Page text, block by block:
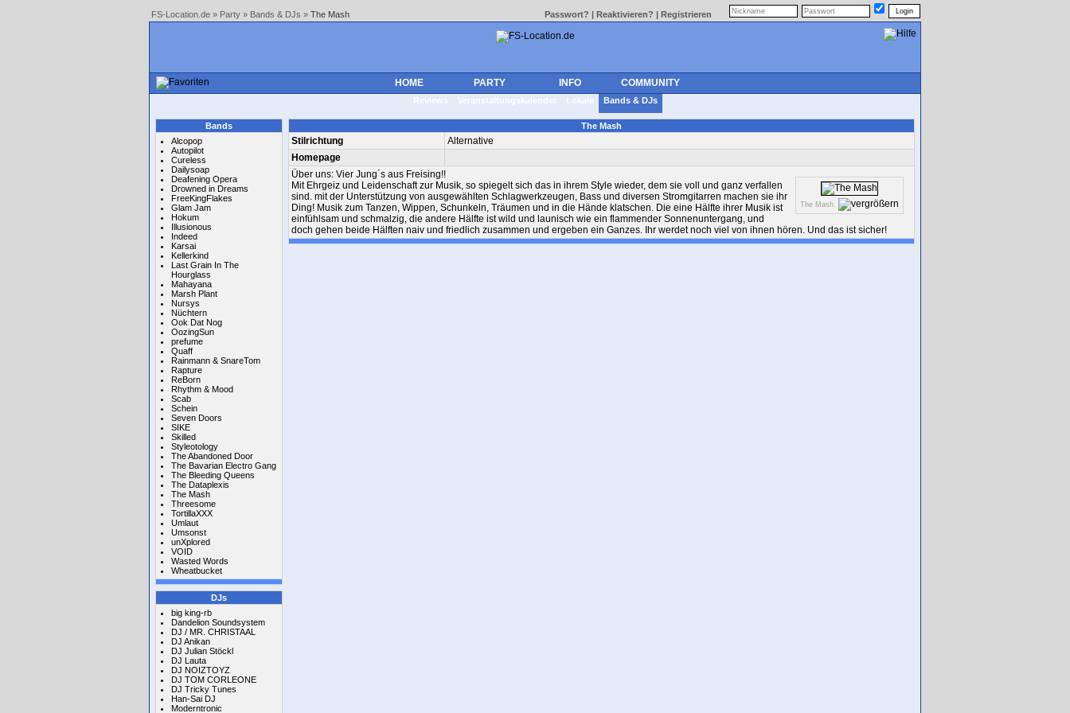
FS-Location.de » Party » Bands & DJs » The Mash Passwort? | Reaktivieren? | Registrieren
HOME PARTY INFO COMMUNITY
Reviews Veranstaltungskalender Lokale Bands & DJs
Bands
Alcopop
Autopilot
Cureless
Dailysoap
Deafening Opera
Drowned in Dreams
FreeKingFlakes
Glam Jam
Hokum
Illusionous
Indeed
Karsai
Kellerkind
Last Grain In The
Hourglass
Mahayana
Marsh Plant
Nursys
Nüchtern
Ook Dat Nog
OozingSun
prefume
Quaff
Rainmann & SnareTom
Rapture
ReBorn
Rhythm & Mood
Scab
Schein
Seven Doors
SIKE
Skilled
Styleotology
The Abandoned Door
The Bavarian Electro Gang
The Bleeding Queens
The Dataplexis
The Mash
Threesome
TortillaXXX
Umlaut
Umsonst
unXplored
VOID
Wasted Words
Wheatbucket
DJs
big king-rb
Dandelion Soundsystem
DJ / MR. CHRISTAAL
DJ Anikan
DJ Julian Stöckl
DJ Lauta
DJ NOIZTOYZ
DJ TOM CORLEONE
DJ Tricky Tunes
Han-Sai DJ
Moderntronic
The Mash
Stilrichtung
Alternative
Homepage
The Mash
Über uns: Vier Jung´s aus Freising!!
Mit Ehrgeiz und Leidenschaft zur Musik, so spiegelt sich das in ihrem Style wieder, dem sie voll und ganz verfallen
sind. mit der Unterstützung von ausgewählten Schlagwerkzeugen, Bass und diversen Stromgitarren machen sie ihr
Ding! Musik zum Tanzen, Wippen, Schunkeln, Träumen und in die Hände klatschen. Die eine Hälfte ihrer Musik ist
einfühlsam und schmalzig, die andere Hälfte ist wild und launisch wie ein flammender Sonnenuntergang, und
doch gehen beide Hälften naiv und friedlich zusammen und ergeben ein Ganzes. Ihr werdet noch viel von ihnen hören. Und das ist sicher!